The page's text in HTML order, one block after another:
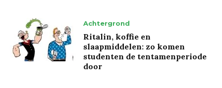
Achtergrond
Ritalin, koffie en
slaapmiddelen: zo komen
studenten de tentamenperiode
door